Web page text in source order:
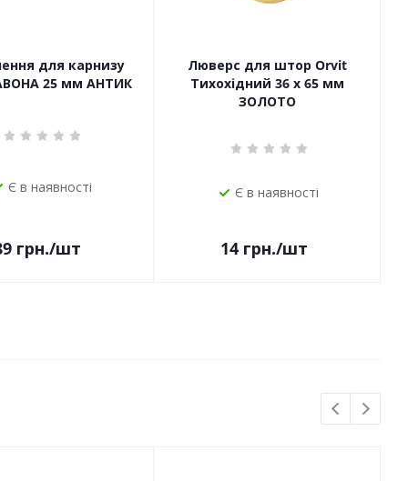
для карнизу
25 мм АНТИК
Є в наявності
грн./шт
Люверс для штор Orvit
Тихохідний 36 х 65 мм
ЗОЛОТО
Є в наявності
14 грн./шт